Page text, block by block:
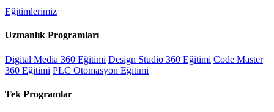
Eğitimlerimiz
Uzmanlık Programları
Digital Media 360 Eğitimi Design Studio 360 Eğitimi Code Master
360 Eğitimi PLC Otomasyon Eğitimi
Tek Programlar